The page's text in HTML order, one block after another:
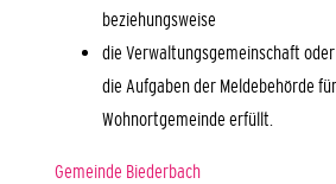
beziehungsweise
die Verwaltungsgemeinschaft
die Aufgaben der Meldebehörde
Wohnortgemeinde erfüllt.
Gemeinde Biederbach